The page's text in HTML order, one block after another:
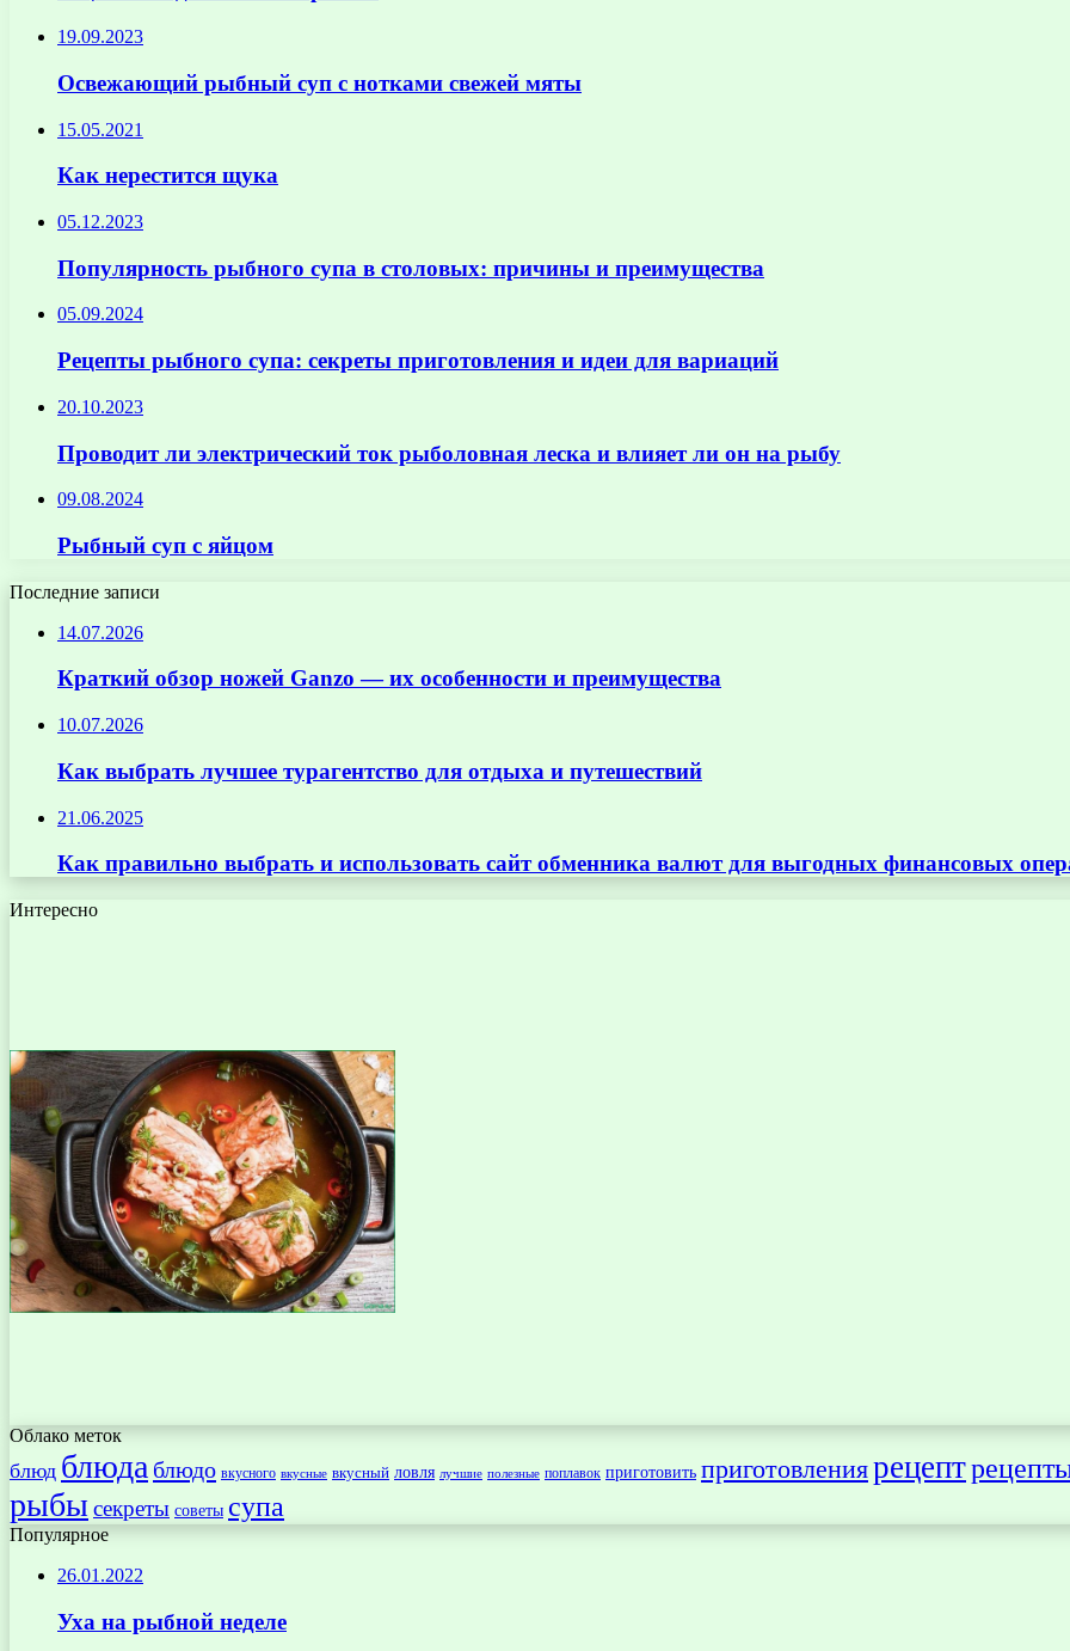
19.09.2023
Освежающий рыбный суп с нотками свежей мяты
15.05.2021
Как нерестится щука
05.12.2023
Популярность рыбного супа в столовых: причины и преимущества
05.09.2024
Рецепты рыбного супа: секреты приготовления и идеи для вариаций
20.10.2023
Проводит ли электрический ток рыболовная леска и влияет ли он на рыбу
09.08.2024
Рыбный суп с яйцом
Последние записи
14.07.2026
Краткий обзор ножей Ganzo — их особенности и преимущества
10.07.2026
Как выбрать лучшее турагентство для отдыха и путешествий
21.06.2025
Как правильно выбрать и использовать сайт обменника валют для выгодных финансовых
Интересно
Облако меток
блюд блюда блюдо вкусного вкусные вкусный ловля лучшие полезные поплавок приготовить приготовлениярецепт
рыбысекреты советы супа
Популярное
26.01.2022
Уха на рыбной неделе